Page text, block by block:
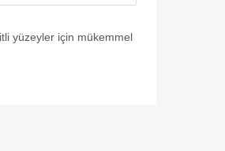
yüzeyler için mükemmel